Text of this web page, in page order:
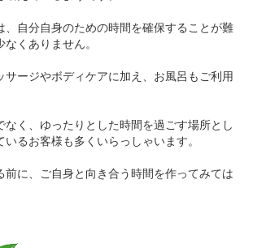
、自分自身のための時間を確保することが難
くありません。
サージやボディケアに加え、お風呂もご利用
なく、ゆったりとした時間を過ごす場所とし
るお客様も多くいらっしゃいます。
前に、ご自身と向き合う時間を作ってみては